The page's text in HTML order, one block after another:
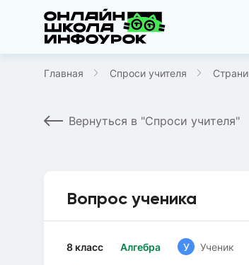
Главная Спроси учителя
Вернуться в "Спроси учителя"
Вопрос ученика
Алгебра
8 класс У Ученик